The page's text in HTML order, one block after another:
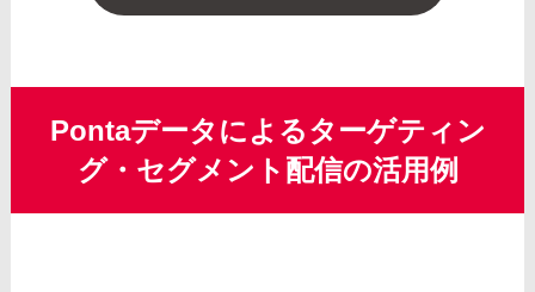
Pontaデータによるターゲティン
グ・セグメント配信の活用例